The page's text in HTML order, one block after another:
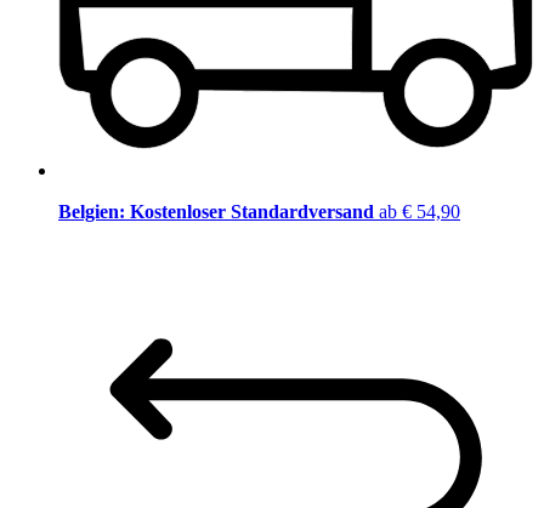
Belgien: Kostenloser Standardversand ab € 54,90